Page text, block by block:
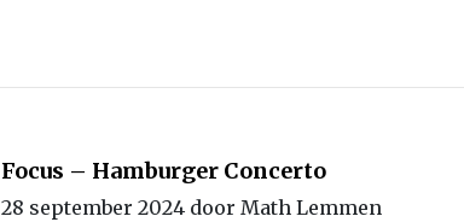
Focus – Hamburger Concerto
28 september 2024 door Math Lemmen